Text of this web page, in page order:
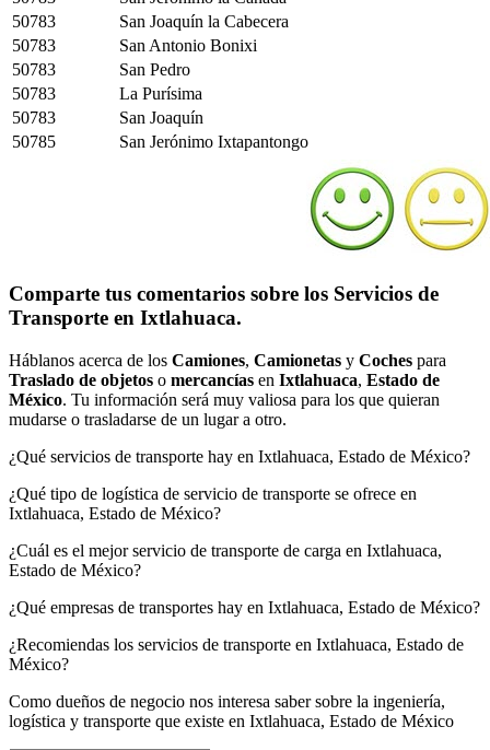
50783
San Joaquín la Cabecera
50783
San Antonio Bonixi
50783
San Pedro
50783
La Purísima
50783
San Joaquín
50785
San Jerónimo Ixtapantongo
Comparte tus comentarios sobre los Servicios de
Transporte en Ixtlahuaca.
Háblanos acerca de los Camiones, Camionetas y Coches para
Traslado de objetos o mercancías en Ixtlahuaca, Estado de
México. Tu información será muy valiosa para los que quieran
mudarse o trasladarse de un lugar a otro.
¿Qué servicios de transporte hay en Ixtlahuaca, Estado de México?
¿Qué tipo de logística de servicio de transporte se ofrece en
Ixtlahuaca, Estado de México?
¿Cuál es el mejor servicio de transporte de carga en Ixtlahuaca,
Estado de México?
¿Qué empresas de transportes hay en Ixtlahuaca, Estado de México?
¿Recomiendas los servicios de transporte en Ixtlahuaca, Estado de
México?
Como dueños de negocio nos interesa saber sobre la ingeniería,
logística y transporte que existe en Ixtlahuaca, Estado de México